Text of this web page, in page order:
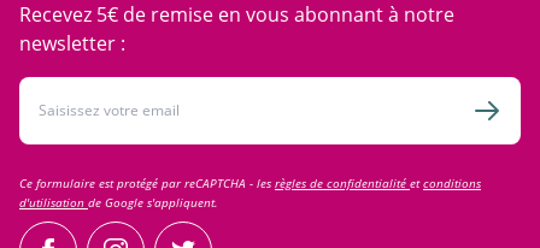
Recevez 5€ de remise en vous abonnant à notre
newsletter :
Adresse email
Ce formulaire est protégé par reCAPTCHA - les règles de confidentialité etconditions
d'utilisation de Google s'appliquent.